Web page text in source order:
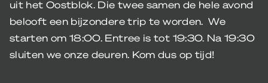
uit het Oostblok. Die twee samen de hele avond
belooft een bijzondere trip te worden. We
starten om 18:00. Entree is tot 19:30. Na 19:30
sluiten we onze deuren. Kom dus op tijd!